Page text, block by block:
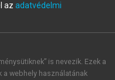
automatikusan
az adatvédelmi
is nevezik. Ezek a
webhely használatának